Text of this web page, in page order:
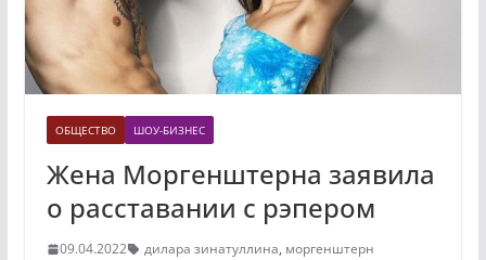
ОБЩЕСТВО ШОУ-БИЗНЕС
Жена Моргенштерна заявила
о расставании с рэпером
09.04.2022 дилара зинатуллина, моргенштерн